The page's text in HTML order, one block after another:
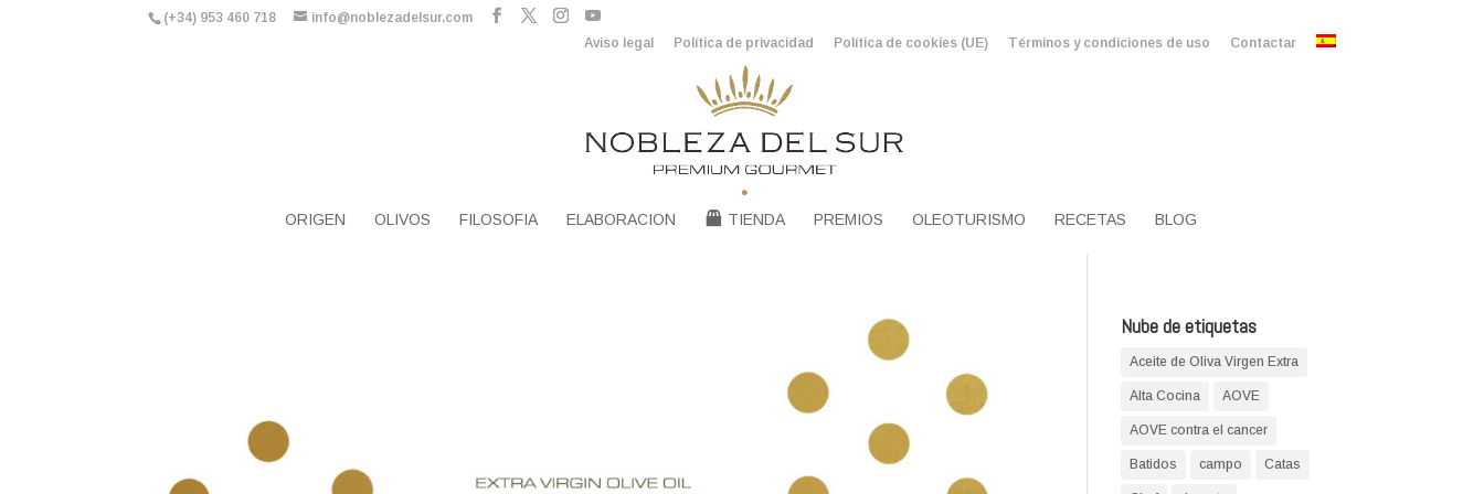
(+34) 953 460 718
info@noblezadelsur.com
Aviso legal
Política de privacidad Política de cookies (UE) Términos y condiciones de uso Contactar
ORIGEN OLIVOS FILOSOFIA ELABORACION TIENDA PREMIOS OLEOTURISMO RECETAS BLOG
Nube de etiquetas
Aceite de Oliva Virgen Extra
Alta Cocina AOVE
AOVE contra el cancer
Batidos campo Catas